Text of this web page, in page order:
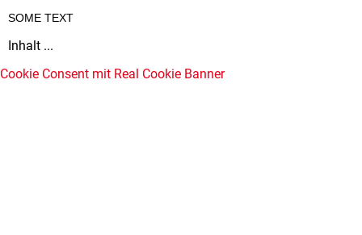
SOME TEXT
Inhalt ...
Cookie Consent mit Real Cookie Banner